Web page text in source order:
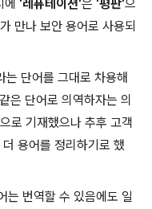
'레퓨테이션'은 '평판'으
만나 보안 용어로 사용되
는 단어를 그대로 차용해
같은 단어로 의역하자는 의
으로 기재했으나 추후 고객
용어를 정리하기로 했
는 번역할 수 있음에도 일